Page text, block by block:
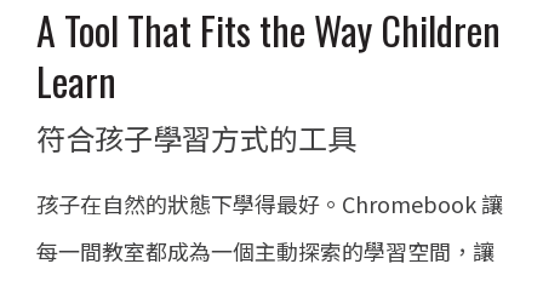
A Tool That Fits the Way Children
Learn
符合孩子學習方式的工具
孩子在自然的狀態下學得最好。Chromebook 讓
每一間教室都成為一個主動探索的學習空間，讓